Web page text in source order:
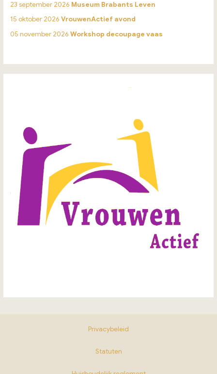
23 september 2026 Museum Brabants Leven
15 oktober 2026VrouwenActief avond
05 november 2026Workshop decoupage vaas
Privacybeleid
Statuten